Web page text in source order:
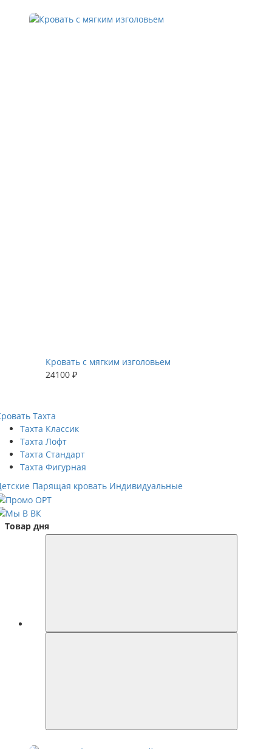
Кровать с мягким изголовьем
24100 ₽
Тахта
Тахта Классик
Тахта Лофт
Тахта Стандарт
Тахта Фигурная
Парящая кровать Индивидуальные
Товар дня